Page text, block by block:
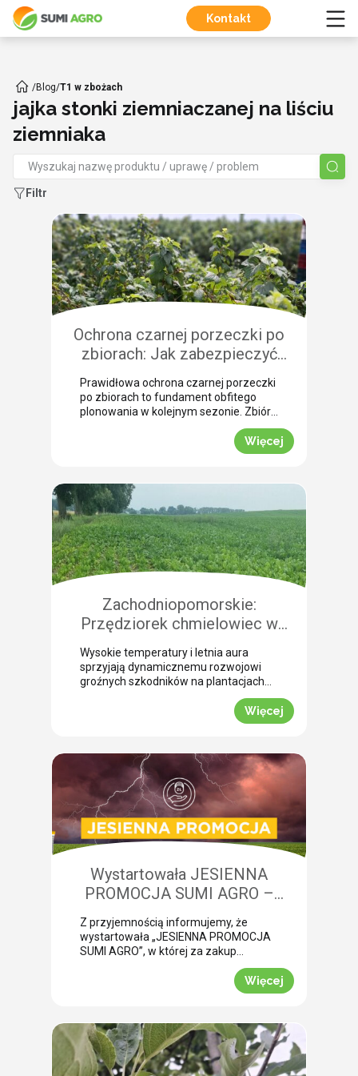
Kontakt
/Blog/T1 w zbożach
jajka stonki ziemniaczanej na liściu
ziemniaka
Filtr
Ochrona czarnej porzeczki po
zbiorach: Jak zabezpieczyć
plantację przed chorobami i
szkodnikami?
Prawidłowa ochrona czarnej porzeczki
po zbiorach to fundament obfitego
plonowania w kolejnym sezonie. Zbiór
mechaniczny nieuchronnie powoduje
liczne uszkodzenia pędów, które stają
się otwartą bramą dla groźnych infekcji
takie jak przeziernik porzeczkowy czy
przędziorek chmielowiec, będą
aktywne i niebezpieczne aż do
wczesnej jesieni. Nasza ekspertka
Justyna Wasiak z Sumi Agro Poland
wyjaśnia, […]
Więcej
Zachodniopomorskie:
Przędziorek chmielowiec w
burakach. Jak nie pomylić go z
suszą i skutecznie zwalczyć?
(WIDEO)
Wysokie temperatury i letnia aura
sprzyjają dynamicznemu rozwojowi
groźnych szkodników na plantacjach
najbardziej podstępnych zagrożeń w
żerowanie bardzo często jest błędnie
diagnozowane jako brak wody lub
niedobory składników pokarmowych,
co opóźnia wykonanie właściwego
zabiegu. Nasza ekspertka Monika
Krzywak przeprowadziła lustrację w
powiecie gryfickim […]
Więcej
Wystartowała JESIENNA
PROMOCJA SUMI AGRO –
zyskaj natychmiastowe rabaty!
Z przyjemnością informujemy, że
wystartowała „JESIENNA PROMOCJA
SUMI AGRO”, w której za zakup
uzyskać atrakcyjny rabat! Promocja
trwa od 1 lipca do 30 września 2026
prosty sposób obniżyć koszty
jesiennych zakupów. Wybierz swój
pakiet i odbierz rabat Mechanizm
promocji jest niezwykle prosty.
Więcej